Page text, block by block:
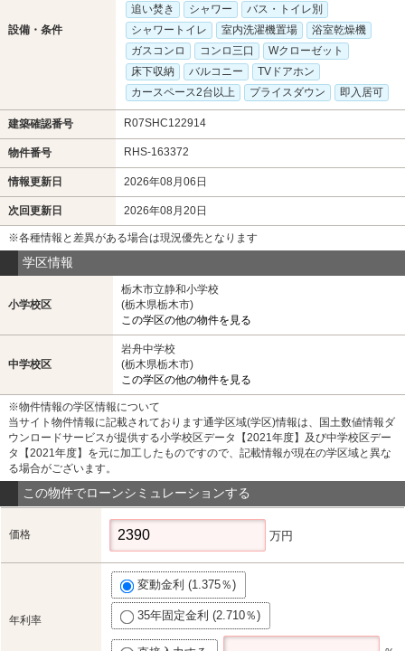
設備・条件
追い焚き
シャワー
バス・トイレ別
シャワートイレ
室内洗濯機置場
浴室乾燥機
ガスコンロ
コンロ三口
Wクローゼット
床下収納
バルコニー
TVドアホン
カースペース2台以上
プライスダウン 即入居可
建築確認番号 R07SHC122914
物件番号 RHS-163372
情報更新日 2026年08月06日
次回更新日 2026年08月20日
※各種情報と差異がある場合は現況優先となります
学区情報
小学校区
栃木市立静和小学校
(栃木県栃木市)
この学区の他の物件を見る
中学校区
岩舟中学校
(栃木県栃木市)
この学区の他の物件を見る
※物件情報の学区情報について
当サイト物件情報に記載されております通学区域(学区)情報は、国土数値情報ダ
ウンロードサービスが提供する小学校区データ【2021年度】及び中学校区デー
タ【2021年度】を元に加工したものですので、記載情報が現在の学区域と異な
る場合がございます。
この物件でローンシミュレーションする
価格 万円
年利率
変動金利 (1.375％)
35年固定金利 (2.710％)